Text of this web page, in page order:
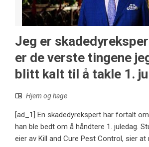
Jeg er
er de verste tingene
blitt kalt til å takle 1.
Hjem og hage
[ad_1] En skadedyrekspert har fortalt
han ble bedt om å håndtere 1. juledag.
eier av Kill and Cure Pest Control, sier